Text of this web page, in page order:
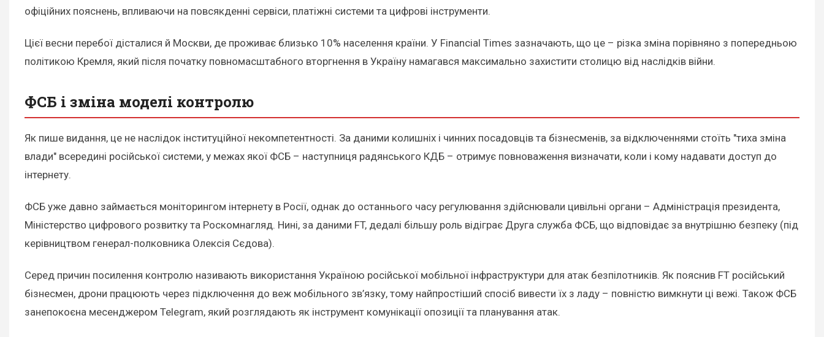
офіційних пояснень, впливаючи на повсякденні сервіси, платіжні системи та цифрові інструменти.
Цієї весни перебої дісталися й Москви, де проживає близько 10% населення країни. У Financial Times зазначають, що це – різка зміна порівняно з попередньою
політикою Кремля, який після початку повномасштабного вторгнення в Україну намагався максимально захистити столицю від наслідків війни.
ФСБ і зміна моделі контролю
Як пише видання, це не наслідок інституційної некомпетентності. За даними колишніх і чинних посадовців та бізнесменів, за відключеннями стоїть "тиха зміна
влади" всередині російської системи, у межах якої ФСБ – наступниця радянського КДБ – отримує повноваження визначати, коли і кому надавати доступ до
інтернету.
ФСБ уже давно займається моніторингом інтернету в Росії, однак до останнього часу регулювання здійснювали цивільні органи – Адміністрація президента,
Міністерство цифрового розвитку та Роскомнагляд. Нині, за даними FT, дедалі більшу роль відіграє Друга служба ФСБ, що відповідає за внутрішню безпеку (під
керівництвом генерал-полковника Олексія Сєдова).
Серед причин посилення контролю називають використання Україною російської мобільної інфраструктури для атак безпілотників. Як пояснив FT російський
бізнесмен, дрони працюють через підключення до веж мобільного зв’язку, тому найпростіший спосіб вивести їх з ладу – повністю вимкнути ці вежі. Також ФСБ
занепокоєна месенджером Telegram, який розглядають як інструмент комунікації опозиції та планування атак.